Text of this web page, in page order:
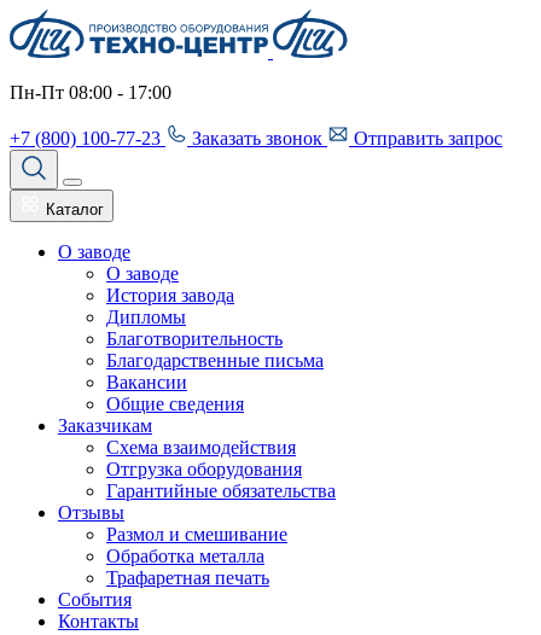
Пн-Пт 08:00 - 17:00
+7 (800) 100-77-23 Заказать звонок Отправить запрос
Каталог
О заводе
О заводе
История завода
Дипломы
Благотворительность
Благодарственные письма
Вакансии
Общие сведения
Заказчикам
Схема взаимодействия
Отгрузка оборудования
Гарантийные обязательства
Отзывы
Размол и смешивание
Обработка металла
Трафаретная печать
События
Контакты